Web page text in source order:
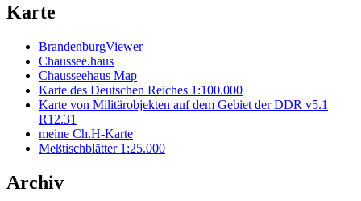
Karte
BrandenburgViewer
Chaussee.haus
Chausseehaus Map
Karte des Deutschen Reiches 1:100.000
Karte von Militärobjekten auf dem Gebiet der DDR v5.1
R12.31
meine Ch.H-Karte
Meßtischblätter 1:25.000
Archiv